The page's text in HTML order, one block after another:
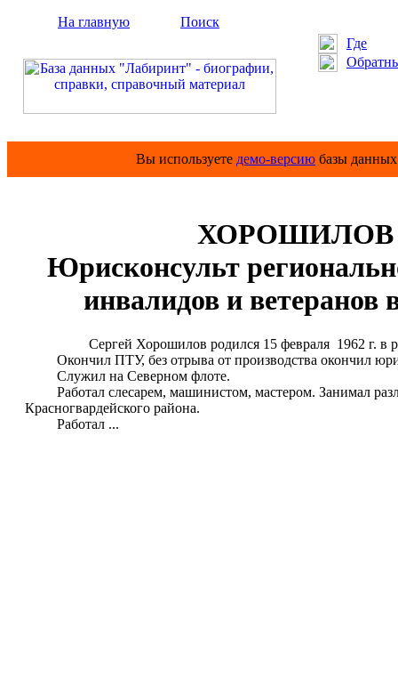
На главную
Поиск
Где
Вы используете демо-версию базы
ХОРОШИЛОВ
Юрисконсульт
инвалидов и
Сергей Хорошилов родился 15 февраля 1962 г. в
Окончил ПТУ, без отрыва от производства окончил
Служил на Северном флоте.
Работал слесарем, машинистом, мастером. Занимал
Красногвардейского района.
Работал ...